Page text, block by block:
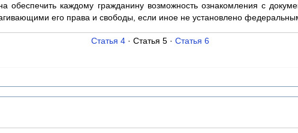
обеспечить каждому гражданину возможность ознакомления с
его права и свободы, если иное не установлено
Статья 4· Статья 5 · Статья 6